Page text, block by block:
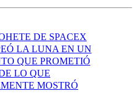
DE SPACEX
LA LUNA EN UN
QUE PROMETIÓ
LO QUE
MOSTRÓ